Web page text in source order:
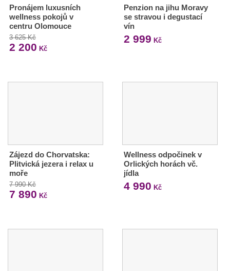
Pronájem luxusních
wellness pokojů v
centru Olomouce
3 625 Kč
2 200 Kč
Penzion na jihu Moravy
se stravou i degustací
vín
2 999 Kč
Zájezd do Chorvatska:
Plitvická jezera i relax u
moře
7 990 Kč
7 890 Kč
Wellness odpočinek v
Orlických horách vč.
jídla
4 990 Kč